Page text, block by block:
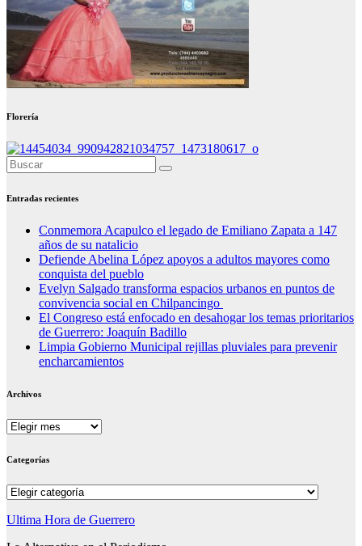
Florería
Entradas recientes
Conmemora Acapulco el legado de Emiliano Zapata a 147
años de su natalicio
Defiende Abelina López apoyos a adultos mayores como
conquista del pueblo
Evelyn Salgado transforma espacios urbanos en puntos de
convivencia social en Chilpancingo
El Congreso está enfocado en desahogar los temas prioritarios
de Guerrero: Joaquín Badillo
Limpia Gobierno Municipal rejillas pluviales para prevenir
encharcamientos
Archivos
Archivos
Categorías
Categorías
Ultima Hora de Guerrero